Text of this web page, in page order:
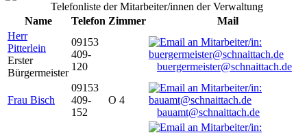
Telefonliste der Mitarbeiter/innen der Verwaltung
Name
Telefon Zimmer
Mail
Herr
Pitterlein
Erster
Bürgermeister
09153
409-
120
buergermeister@schnaittach.de
Frau Bisch
09153
409-
152
O 4
bauamt@schnaittach.de